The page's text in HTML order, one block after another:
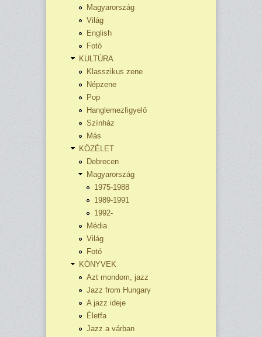
Magyarország
Világ
English
Fotó
KULTÚRA
Klasszikus zene
Népzene
Pop
Hanglemezfigyelő
Színház
Más
KÖZÉLET
Debrecen
Magyarország
1975-1988
1989-1991
1992-
Média
Világ
Fotó
KÖNYVEK
Azt mondom, jazz
Jazz from Hungary
A jazz ideje
Életfa
Jazz a várban